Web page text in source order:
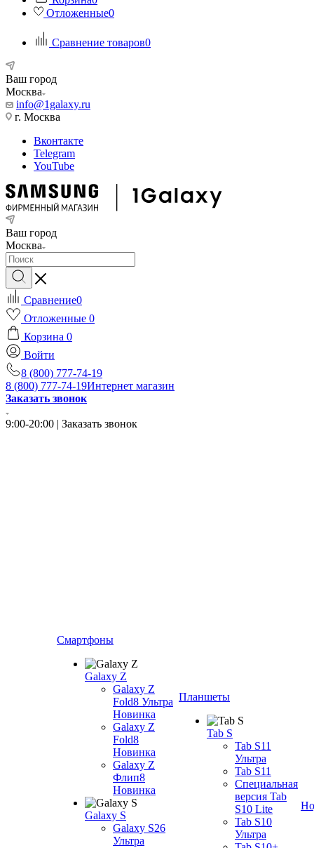
Отложенные0
Сравнение товаров0
Ваш город
Москва
info@1galaxy.ru
г. Москва
Вконтакте
Telegram
YouTube
Ваш город
Москва
Сравнение0
Отложенные 0
Корзина 0
Войти
8 (800) 777-74-19
8 (800) 777-74-19Интернет магазин
Заказать звонок
9:00-20:00 | Заказать звонок
Смартфоны
Galaxy Z
Galaxy Z
Fold8 Ультра
Новинка
Galaxy Z
Fold8
Новинка
Galaxy Z
Флип8
Новинка
Galaxy S
Galaxy S26
Ультра
Планшеты
Tab S
Tab S11
Ультра
Tab S11
Специальная
версия Tab
S10 Lite
Tab S10
Ультра